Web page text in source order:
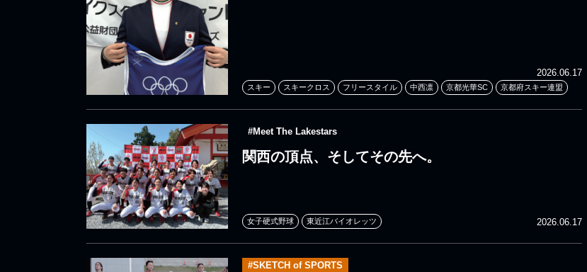
2026.06.17
スキー スキークロス フリースタイル 中西凛 京都光華SC 京都府スキー連盟
#Meet The Lakestars
関西の頂点、そしてその先へ。
2026.06.17
女子硬式野球 東近江バイオレッツ
#SKETCH of SPORTS